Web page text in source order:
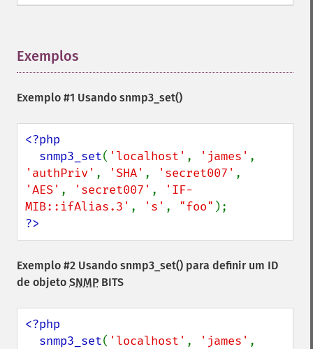
Exemplos
Exemplo #1 Usando snmp3_set()
<?php
  snmp3_set
( 'localhost' , 'james'
'authPriv' , 'SHA' , 'secret007'
'AES' , 'secret007' ,
'IF-
MIB::ifAlias.3' , 's' , "foo"
?>
Exemplo #2 Usando snmp3_set() para definir um ID
de objeto SNMP BITS
<?php
  snmp3_set
( 'localhost' , 'james'